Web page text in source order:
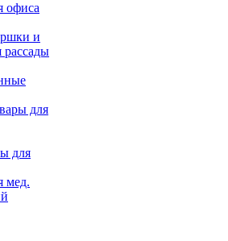
офиса
и
рассады
для
для
мед.